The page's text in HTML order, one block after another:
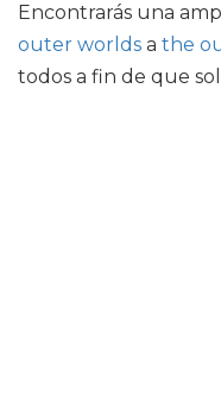
Encontrarás una
outer worlds a the
todos a fin de que